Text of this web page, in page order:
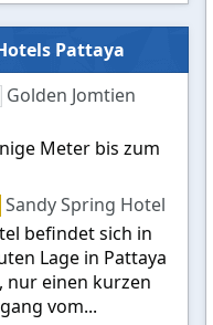
Pattaya
Golden Jomtien
Meter bis zum
Sandy Spring Hotel
befindet sich in
Lage in Pattaya
nur einen kurzen
vom...